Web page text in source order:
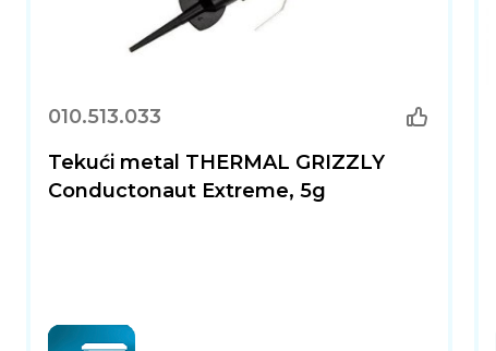
010.513.033
Tekući metal THERMAL GRIZZLY
Conductonaut Extreme, 5g